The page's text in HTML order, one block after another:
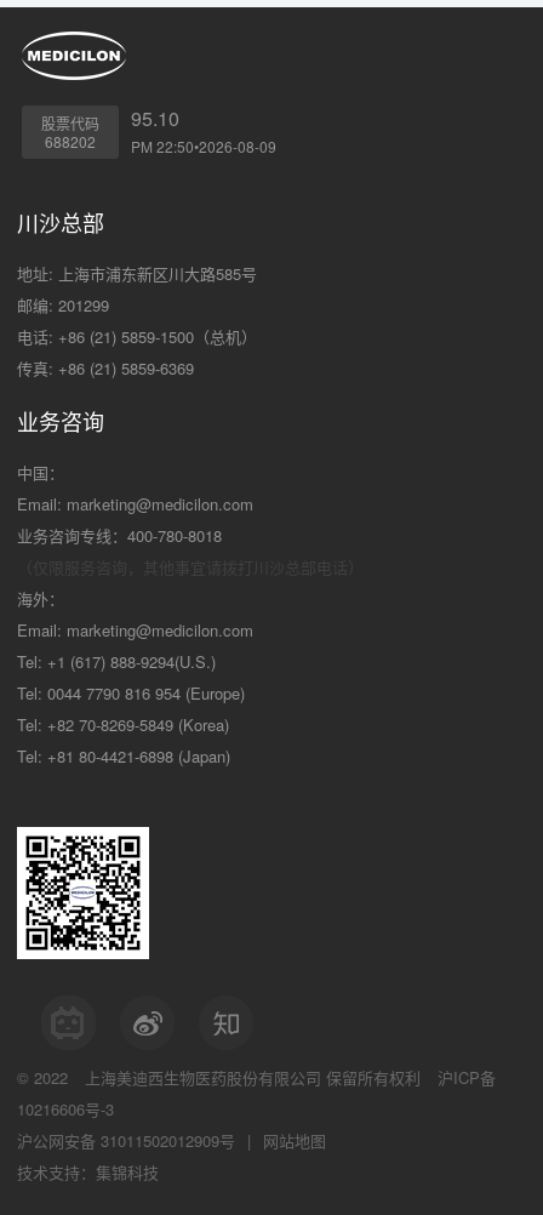
股票代码
688202
95.10
PM 22:50•2026-08-09
川沙总部
地址: 上海市浦东新区川大路585号
邮编: 201299
电话: +86 (21) 5859-1500（总机）
传真: +86 (21) 5859-6369
业务咨询
中国：
Email: marketing@medicilon.com
业务咨询专线：400-780-8018
海外：
Email: marketing@medicilon.com
Tel: +1 (617) 888-9294(U.S.)
Tel: 0044 7790 816 954 (Europe)
Tel: +82 70-8269-5849 (Korea)
Tel: +81 80-4421-6898 (Japan)
© 2022 上海美迪西生物医药股份有限公司 保留所有权利
沪ICP备
10216606号-3
沪公网安备 31011502012909号
|
网站地图
技术支持：集锦科技